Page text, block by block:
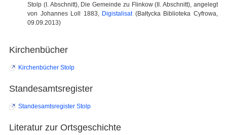
Stolp (I. Abschnitt), Die Gemeinde zu Flinkow (II. Abschnitt), angelegt
von Johannes Loll 1883, Digistalisat(Bałtycka Biblioteka Cyfrowa,
09.09.2013)
Kirchenbücher
Kirchenbücher Stolp
Standesamtsregister
Standesamtsregister Stolp
Literatur zur Ortsgeschichte